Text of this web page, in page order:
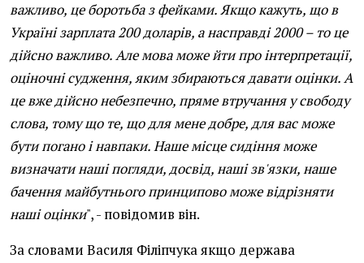
важливо, це боротьба з фейками. Якщо кажуть, що в
Україні зарплата 200 доларів, а насправді 2000 – то це
дійсно важливо. Але мова може йти про інтерпретації,
оціночні судження, яким збираються давати оцінки. А
це вже дійсно небезпечно, пряме втручання у свободу
слова, тому що те, що для мене добре, для вас може
бути погано і навпаки. Наше місце сидіння може
визначати наші погляди, досвід, наші зв'язки, наше
бачення майбутнього принципово може відрізняти
наші оцінки", - повідомив він.
За словами Василя Філіпчука якщо держава